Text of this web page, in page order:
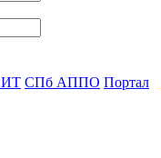
СПб АППО Портал